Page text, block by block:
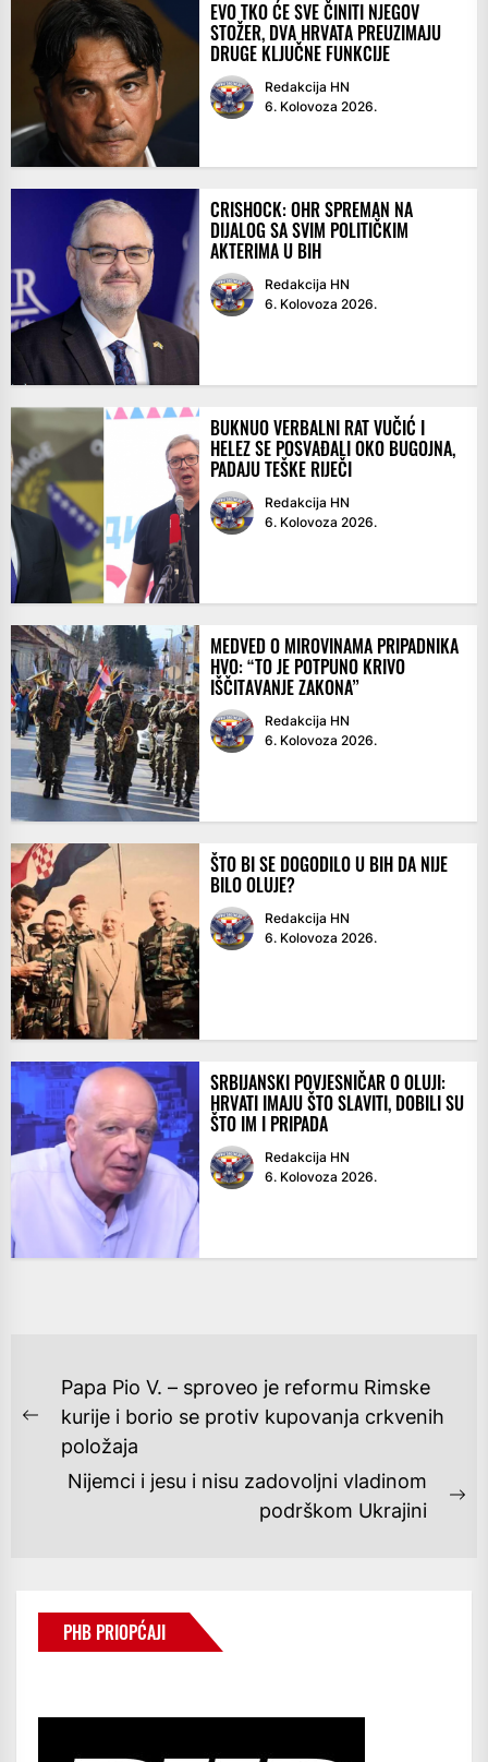
EVO TKO ĆE SVE ČINITI NJEGOV
STOŽER, DVA HRVATA PREUZIMAJU
DRUGE KLJUČNE FUNKCIJE
Redakcija HN
6. Kolovoza 2026.
CRISHOCK: OHR SPREMAN NA
DIJALOG SA SVIM POLITIČKIM
AKTERIMA U BIH
Redakcija HN
6. Kolovoza 2026.
BUKNUO VERBALNI RAT VUČIĆ I
HELEZ SE POSVAĐALI OKO BUGOJNA,
PADAJU TEŠKE RIJEČI
Redakcija HN
6. Kolovoza 2026.
MEDVED O MIROVINAMA PRIPADNIKA
HVO: “TO JE POTPUNO KRIVO
IŠČITAVANJE ZAKONA”
Redakcija HN
6. Kolovoza 2026.
ŠTO BI SE DOGODILO U BIH DA NIJE
BILO OLUJE?
Redakcija HN
6. Kolovoza 2026.
SRBIJANSKI POVJESNIČAR O OLUJI:
HRVATI IMAJU ŠTO SLAVITI, DOBILI SU
ŠTO IM I PRIPADA
Redakcija HN
6. Kolovoza 2026.
NAVIGACIJA
OBJAVA
Previous
post:
Papa Pio V. – sproveo je reformu Rimske
kurije i borio se protiv kupovanja crkvenih
položaja
Nijemci i jesu i nisu zadovoljni vladinom
podrškom Ukrajini
PHB PRIOPĆAJI